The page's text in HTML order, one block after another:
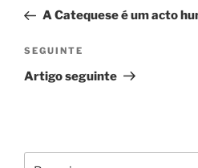
artigos
anterior
A Catequese é um acto
Conteúdo
seguinte
SEGUINTE
Artigo seguinte